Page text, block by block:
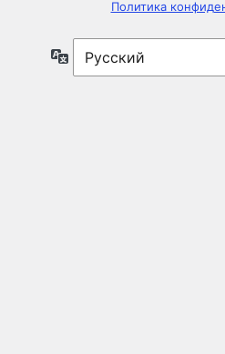
Политика
Язык